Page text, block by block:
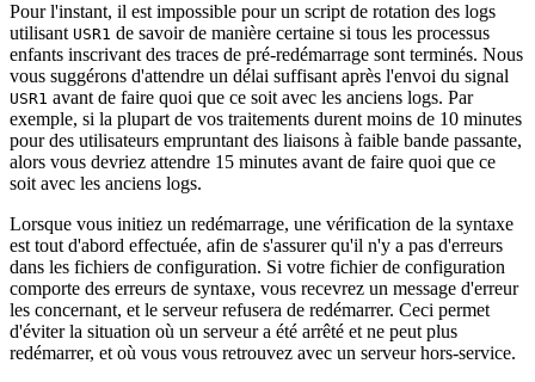
Pour l'instant, il est impossible pour un script de rotation des logs
utilisant USR1 de savoir de manière certaine si tous les processus
enfants inscrivant des traces de pré-redémarrage sont terminés. Nous
vous suggérons d'attendre un délai suffisant après l'envoi du signal
USR1 avant de faire quoi que ce soit avec les anciens logs. Par
exemple, si la plupart de vos traitements durent moins de 10 minutes
pour des utilisateurs empruntant des liaisons à faible bande passante,
alors vous devriez attendre 15 minutes avant de faire quoi que ce
soit avec les anciens logs.
Lorsque vous initiez un redémarrage, une vérification de la syntaxe
est tout d'abord effectuée, afin de s'assurer qu'il n'y a pas d'erreurs
dans les fichiers de configuration. Si votre fichier de configuration
comporte des erreurs de syntaxe, vous recevrez un message d'erreur
les concernant, et le serveur refusera de redémarrer. Ceci permet
d'éviter la situation où un serveur a été arrêté et ne peut plus
redémarrer, et où vous vous retrouvez avec un serveur hors-service.